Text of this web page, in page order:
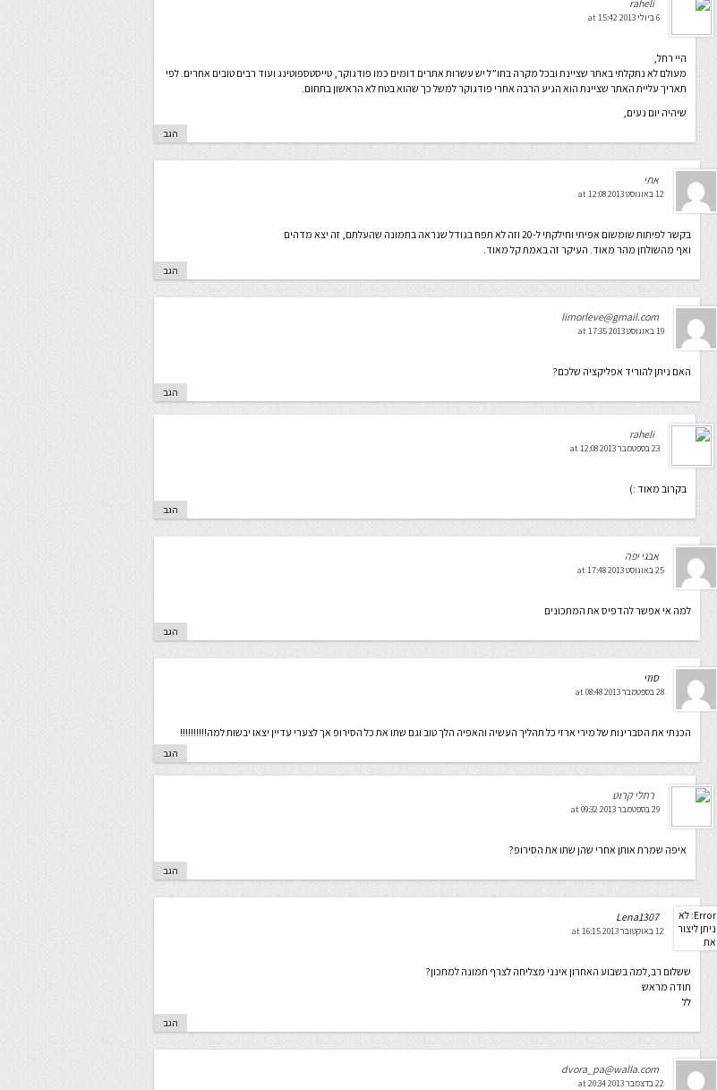
raheli
6 ביולי 2013 at 15:42
היי רחל,
מעולם לא נתקלתי באתר שציינת ובכל מקרה בחו”ל יש עשרות אתרים דומים כמו פודגוקר, טייסטספוטינג ועוד רבים טובים אחרים. לפי
תאריך עליית האתר שציינת הוא הגיע הרבה אחרי פודגוקר למשל כך שהוא בטח לא הראשון בתחום.
שיהיה יום נעים,
הגב
אתי
12 באוגוסט 2013 at 12:08
בקשר לפיתות שומשום אפיתי וחילקתי ל-20 וזה לא תפח בגודל שנראה בתמונה שהעלתם, זה יצא מדהים
ואף מהשולחן מהר מאוד. העיקר זה באמת קל מאוד.
הגב
limorleve@gmail.com
19 באוגוסט 2013 at 17:35
האם ניתן להוריד אפליקציה שלכם?
הגב
raheli
23 בספטמבר 2013 at 12:08
בקרוב מאוד :)
הגב
אבגי יפה
25 באוגוסט 2013 at 17:48
למה אי אפשר להדפיס את המתכונים
הגב
סוזי
28 בספטמבר 2013 at 08:48
הכנתי את הסברינות של מירי ארזי כל תהליך העשיה והאפיה הלך טוב וגם שתו את כל הסירופ אך לצערי עדיין יצאו יבשות למה!!!!!!!!!!
הגב
רחלי קרוט
29 בספטמבר 2013 at 09:32
איפה שמרת אותן אחרי שהן שתו את הסירופ?
הגב
Error: לא
ניתן ליצור
את
התיקייה
wp-
יש לבדוק
שתיקיית
האב שלה
ניתנת
לכתיבה.
Lena1307
12 באוקטובר 2013 at 16:15
ששלום רב,למה בשבוע האחרון אינני מצליחה לצרף תמונה למתכון?
תודה מראש
לל
הגב
dvora_pa@walla.com
22 בדצמבר 2013 at 20:34